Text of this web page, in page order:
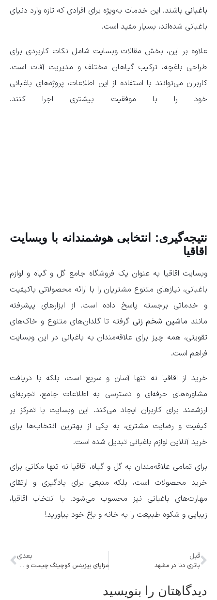
باغبانی باشند. این خدمات به‌ویژه برای افرادی که تازه وارد دنیای
باغبانی شده‌اند، بسیار مفید است.
علاوه بر این، بخش مقالات وبسایت شامل نکات کاربردی برای
طراحی باغچه، ترکیب گیاهان مختلف و مدیریت آفات است.
کاربران می‌توانند با استفاده از این اطلاعات، پروژه‌های باغبانی
خود را با موفقیت بیشتری اجرا کنند.
نتیجه‌گیری: انتخابی هوشمندانه با وبسایت
اقاقیا
وبسایت اقاقیا به عنوان یک فروشگاه جامع گل و گیاه و لوازم
باغبانی، نیازهای متنوع مشتریان را با ارائه محصولاتی باکیفیت
و خدماتی برجسته پاسخ داده است. از ابزارهای پیشرفته
مانند ماشین شخم زنی گرفته تا گلدان‌های متنوع و خاک‌های
تقویتی، همه چیز برای علاقه‌مندان به باغبانی در این وبسایت
فراهم است.
خرید از اقاقیا نه تنها آسان و سریع است، بلکه با دریافت
مشاوره‌های حرفه‌ای و دسترسی به اطلاعات جامع، تجربه‌ای
ارزشمند برای کاربران ایجاد می‌کند. این وبسایت با تمرکز بر
کیفیت و رضایت مشتری، به یکی از بهترین انتخاب‌ها برای
خرید آنلاین لوازم باغبانی تبدیل شده است.
برای تمامی علاقه‌مندان به گل و گیاه، اقاقیا نه تنها مکانی برای
خرید محصولات است، بلکه منبعی برای یادگیری و ارتقای
مهارت‌های باغبانی نیز محسوب می‌شود. با انتخاب اقاقیا،
زیبایی و شکوه طبیعت را به خانه و باغ خود بیاورید!
قبل
باتری دنا در مشهد
بعدی
مزایای بیزینس کوچینگ چیست و چرا بسیار به آن توجه شده؟
دیدگاهتان را بنویسید